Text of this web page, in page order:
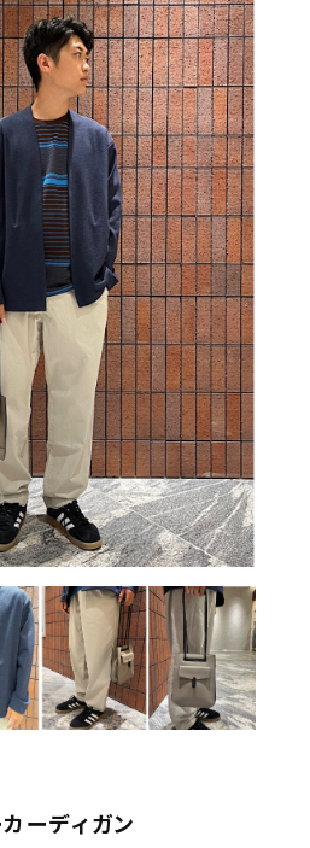
ーディガン